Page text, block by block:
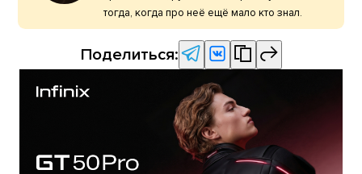
тогда, когда про неё ещё мало кто знал.
Поделиться: